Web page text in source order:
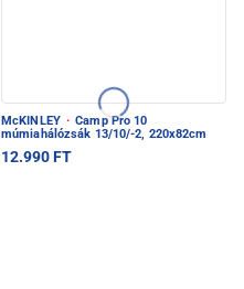
McKINLEY · Camp Pro 10
múmiahálózsák 13/10/-2, 220x82cm
12.990 FT